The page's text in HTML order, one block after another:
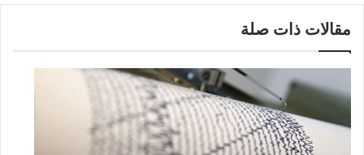
مقالات ذات صلة